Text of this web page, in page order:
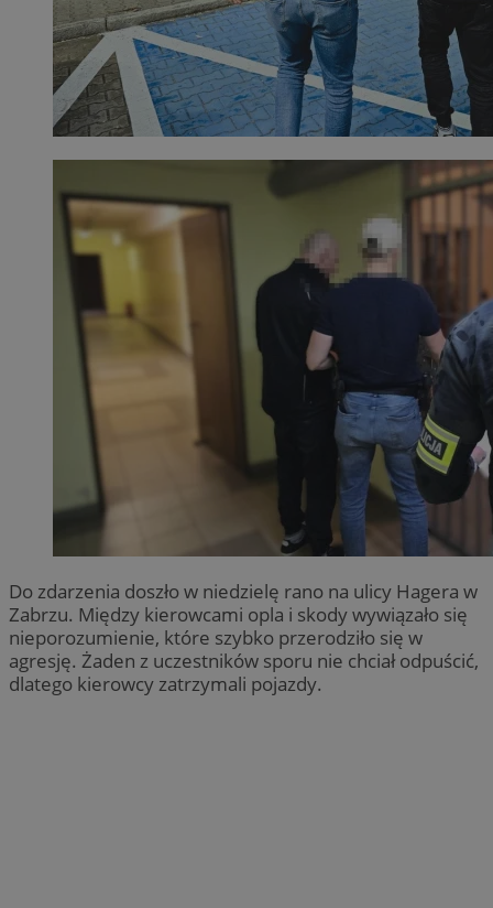
Do zdarzenia doszło w niedzielę rano na ulicy Hagera w
Zabrzu. Między kierowcami opla i skody wywiązało się
nieporozumienie, które szybko przerodziło się w
agresję. Żaden z uczestników sporu nie chciał odpuścić,
dlatego kierowcy zatrzymali pojazdy.